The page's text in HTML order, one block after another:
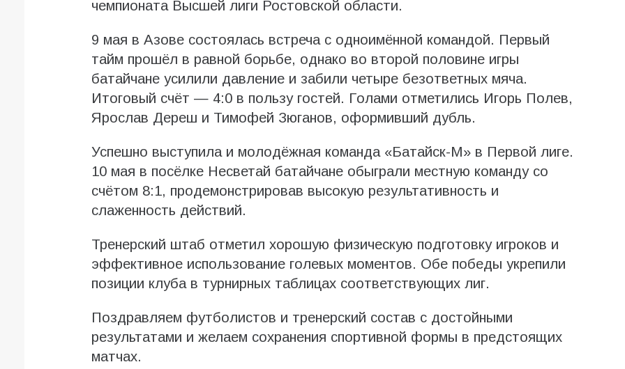
чемпионата Высшей лиги Ростовской области.
9 мая в Азове состоялась встреча с одноимённой командой. Первый
тайм прошёл в равной борьбе, однако во второй половине игры
батайчане усилили давление и забили четыре безответных мяча.
Итоговый счёт — 4:0 в пользу гостей. Голами отметились Игорь Полев,
Ярослав Дереш и Тимофей Зюганов, оформивший дубль.
Успешно выступила и молодёжная команда «Батайск-М» в Первой лиге.
10 мая в посёлке Несветай батайчане обыграли местную команду со
счётом 8:1, продемонстрировав высокую результативность и
слаженность действий.
Тренерский штаб отметил хорошую физическую подготовку игроков и
эффективное использование голевых моментов. Обе победы укрепили
позиции клуба в турнирных таблицах соответствующих лиг.
Поздравляем футболистов и тренерский состав с достойными
результатами и желаем сохранения спортивной формы в предстоящих
матчах.